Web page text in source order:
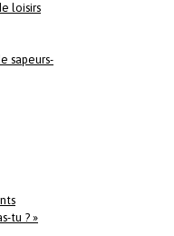
loisirs
sapeurs-
tu ? »